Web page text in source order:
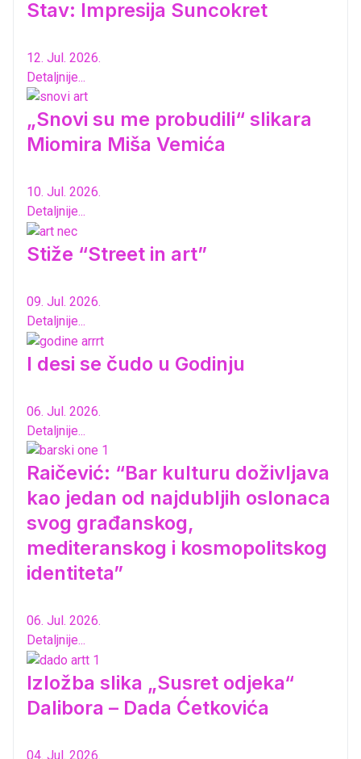
Stav: Impresija Suncokret
12. Jul. 2026.
Detaljnije...
„Snovi su me probudili“ slikara
Miomira Miša Vemića
10. Jul. 2026.
Detaljnije...
Stiže “Street in art”
09. Jul. 2026.
Detaljnije...
I desi se čudo u Godinju
06. Jul. 2026.
Detaljnije...
Raičević: “Bar kulturu doživljava
kao jedan od najdubljih oslonaca
svog građanskog,
mediteranskog i kosmopolitskog
identiteta”
06. Jul. 2026.
Detaljnije...
Izložba slika „Susret odjeka“
Dalibora – Dada Ćetkovića
04. Jul. 2026.